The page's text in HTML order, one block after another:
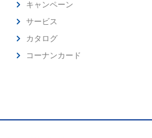
キャンペーン
サービス
カタログ
コーナンカード